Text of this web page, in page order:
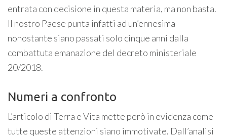
entrata con decisione in questa materia, ma non basta.
Il nostro Paese punta infatti ad un’ennesima
nonostante siano passati solo cinque anni dalla
combattuta emanazione del decreto ministeriale
20/2018.
Numeri a confronto
L’articolo di Terra e Vita mette però in evidenza come
tutte queste attenzioni siano immotivate. Dall’analisi